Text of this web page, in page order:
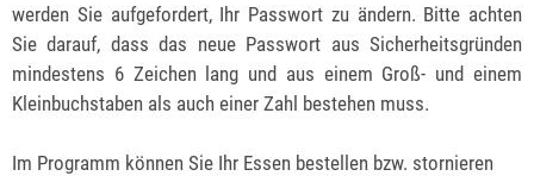
werden Sie aufgefordert, Ihr Passwort zu ändern. Bitte achten
Sie darauf, dass das neue Passwort aus Sicherheitsgründen
mindestens 6 Zeichen lang und aus einem Groß- und einem
Kleinbuchstaben als auch einer Zahl bestehen muss.
Im Programm können Sie Ihr Essen bestellen bzw. stornieren